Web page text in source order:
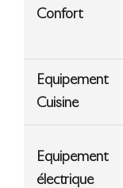
Confort
Equipement
Cuisine
Equipement
électrique